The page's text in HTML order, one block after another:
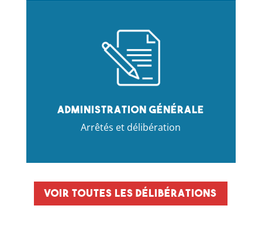
Administration générale
Arrêtés et délibération
Voir toutes les délibérations